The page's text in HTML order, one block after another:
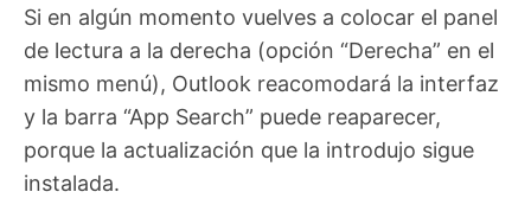
Si en algún momento vuelves a colocar el panel
de lectura a la derecha (opción “Derecha” en el
mismo menú), Outlook reacomodará la interfaz
y la barra “App Search” puede reaparecer,
porque la actualización que la introdujo sigue
instalada.